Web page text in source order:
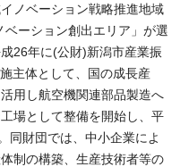
ノベーション戦略推進地域
ーション創出エリア」が選
26年に(公財)新潟市産業振
主体として、国の成長産
用し航空機関連部品製造へ
場として整備を開始し、平
同財団では、中小企業によ
制の構築、生産技術者等の